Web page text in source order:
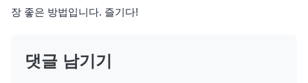
장 좋은 방법입니다. 즐기다!
댓글 남기기